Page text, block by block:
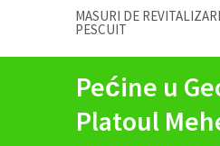
MASURI DE
PESCUIT
Pećine u
Platoul